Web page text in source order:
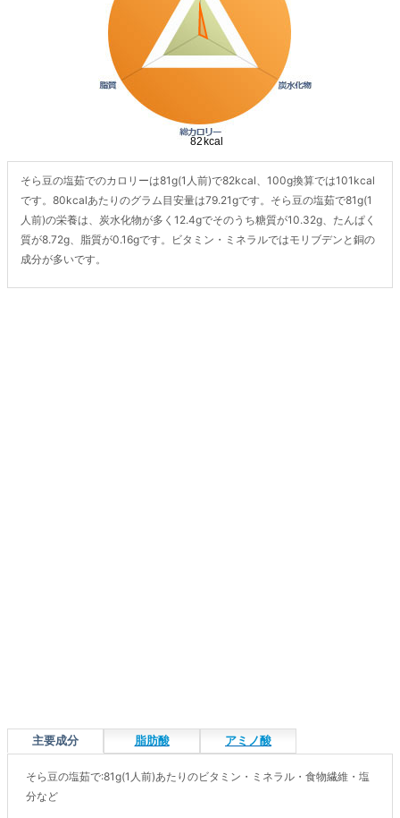
そら豆の塩茹でのカロリーは81g(1人前)で82kcal、100g換算では101kcal
です。80kcalあたりのグラム目安量は79.21gです。そら豆の塩茹で81g(1
人前)の栄養は、炭水化物が多く12.4gでそのうち糖質が10.32g、たんぱく
質が8.72g、脂質が0.16gです。ビタミン・ミネラルではモリブデンと銅の
成分が多いです。
主要成分 脂肪酸 アミノ酸
そら豆の塩茹で:81g(1人前)あたりのビタミン・ミネラル・食物繊維・塩
分など